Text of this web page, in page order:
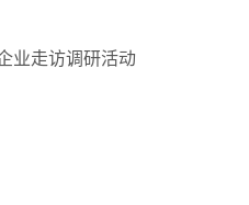
业走访调研活动